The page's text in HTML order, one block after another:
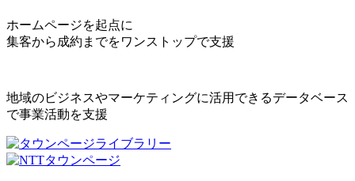
ホームページを起点に
集客から成約までをワンストップで支援
地域のビジネスやマーケティングに活用できるデータベース
で事業活動を支援